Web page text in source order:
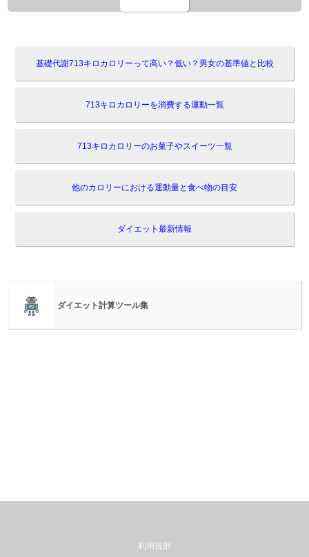
基礎代謝713キロカロリーって高い？低い？男女の基準値と比較
713キロカロリーを消費する運動一覧
713キロカロリーのお菓子やスイーツ一覧
他のカロリーにおける運動量と食べ物の目安
ダイエット最新情報
ダイエット計算ツール集
利用規則